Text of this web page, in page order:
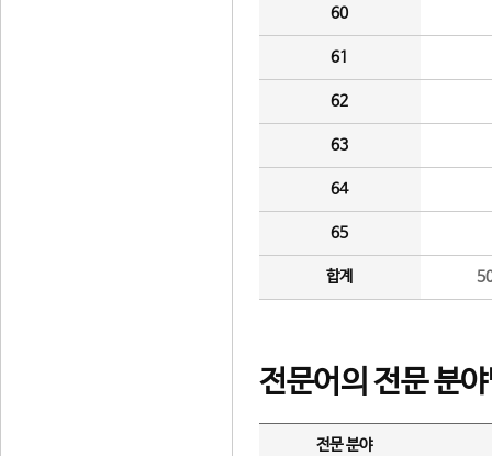
60
61
62
63
64
65
합계
전문어의 전문 분
전문 분야